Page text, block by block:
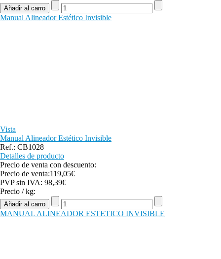
Manual Alineador Estético Invisible
Vista
Manual Alineador Estético Invisible
Ref.: CB1028
Detalles de producto
Precio de venta con descuento:
Precio de venta:119,05€
PVP sin IVA: 98,39€
Precio / kg:
MANUAL ALINEADOR ESTETICO INVISIBLE